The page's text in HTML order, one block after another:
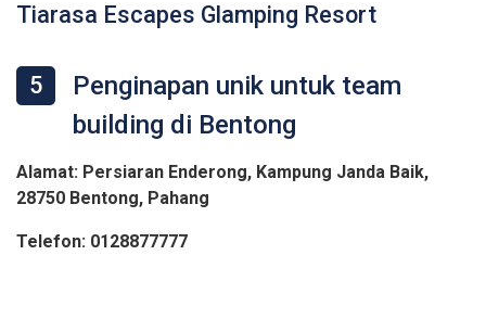
Tiarasa Escapes Glamping Resort
5
Penginapan unik untuk team
building di Bentong
Alamat: Persiaran Enderong, Kampung Janda Baik,
28750 Bentong, Pahang
Telefon: 0128877777